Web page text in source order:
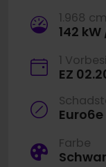
1.968 cm
142 kW
1
EZ
Euro6e
Farbe